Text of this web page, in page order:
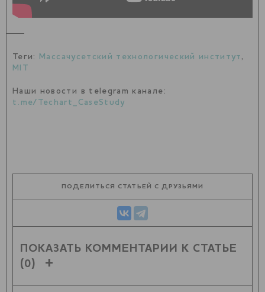
Теги: Массачусетский технологический институт ,
MIT
Наши новости в telegram канале:
t.me/Techart_CaseStudy
ПОДЕЛИТЬСЯ СТАТЬЕЙ С ДРУЗЬЯМИ
ПОКАЗАТЬ КОММЕНТАРИИ К СТАТЬЕ
(0)